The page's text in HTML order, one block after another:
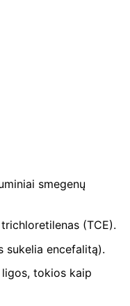
smegenų
(TCE).
sukelia encefalitą).
tokios kaip